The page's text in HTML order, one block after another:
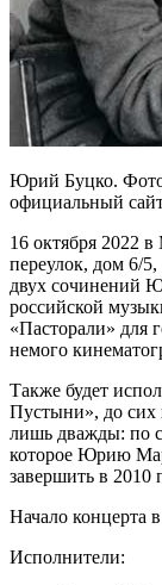
Юрий Буцко.
официальный
16 октября 2022
переулок, дом 6/
двух сочинений
российской
«Пасторали» для
немого
Также будет
Пустыни», до сих
лишь дважды: по
которое Юрию
завершить в 2010
Начало концерта
Исполнители: